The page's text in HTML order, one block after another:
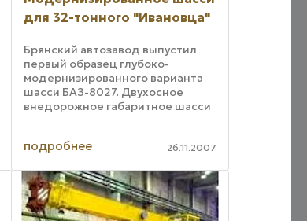
для 32-тонного "Ивановца"
Брянский автозавод выпустил
первый образец глубоко-
модернизированного варианта
шасси БАЗ-8027. Двухосное
внедорожное габаритное шасси
КС-59712 грузоподъемностью 32
...
подробнее 26.11.2007